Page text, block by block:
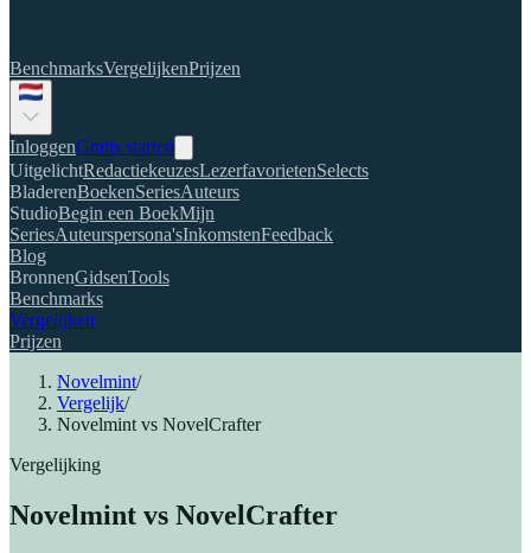
BenchmarksVergelijkenPrijzen
InloggenGratis starten
UitgelichtRedactiekeuzesLezerfavorietenSelects
BladerenBoekenSeriesAuteurs
StudioBegin een BoekMijn
SeriesAuteurspersona'sInkomstenFeedback
Blog
BronnenGidsenTools
Benchmarks
Vergelijken
Prijzen
Novelmint/
Vergelijk/
Novelmint vs NovelCrafter
Vergelijking
Novelmint vs NovelCrafter